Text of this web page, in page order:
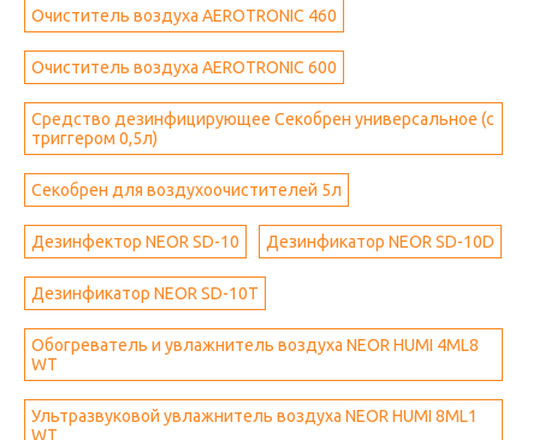
Очиститель воздуха AEROTRONIC 460
Очиститель воздуха AEROTRONIC 600
Средство дезинфицирующее Секобрен универсальное (c
триггером 0,5л)
Секобрен для воздухоочистителей 5л
Дезинфектор NEOR SD-10 Дезинфикатор NEOR SD-10D
Дезинфикатор NEOR SD-10T
Обогреватель и увлажнитель воздуха NEOR HUMI 4ML8
WT
Ультразвуковой увлажнитель воздуха NEOR HUMI 8ML1
WT